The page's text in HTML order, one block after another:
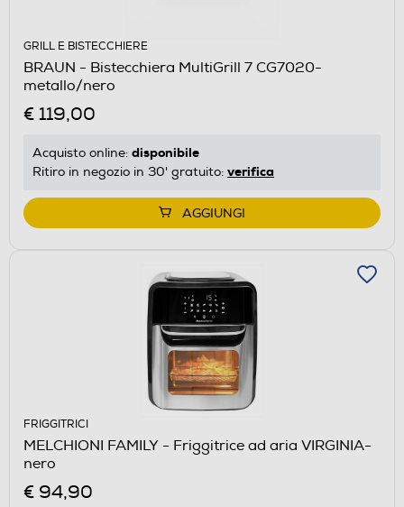
GRILL E BISTECCHIERE
BRAUN - Bistecchiera MultiGrill 7 CG7020-
metallo/nero
€ 119,00
Acquisto online: disponibile
Ritiro in negozio in 30' gratuito: verifica
AGGIUNGI
FRIGGITRICI
MELCHIONI FAMILY - Friggitrice ad aria VIRGINIA-
nero
€ 94,90